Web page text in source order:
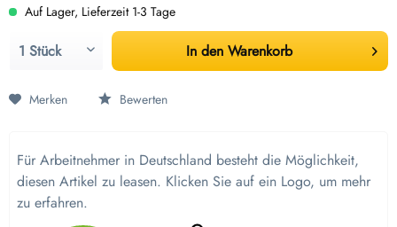
Auf Lager, Lieferzeit 1-3 Tage
In den Warenkorb
Merken Bewerten
Für Arbeitnehmer in Deutschland besteht die Möglichkeit,
diesen Artikel zu leasen. Klicken Sie auf ein Logo, um mehr
zu erfahren.